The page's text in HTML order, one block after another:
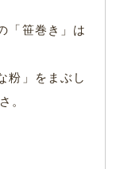
「笹巻き」は
粉」をまぶし
。